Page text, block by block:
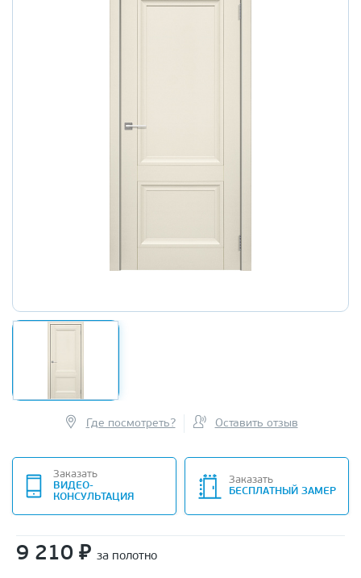
Где посмотреть? Оставить отзыв
Заказать
ВИДЕО-
КОНСУЛЬТАЦИЯ
Заказать
БЕСПЛАТНЫЙ ЗАМЕР
9 210 ₽ за полотно